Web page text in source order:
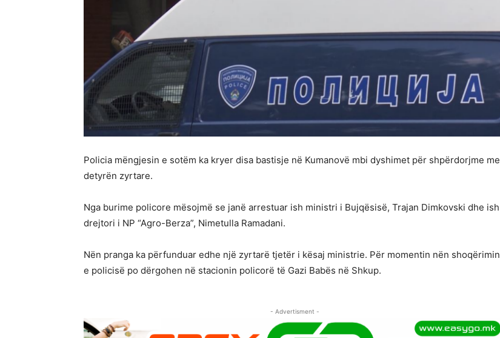
Policia mëngjesin e sotëm ka kryer disa bastisje në Kumanovë mbi dyshimet për shpërdorjme me
detyrën zyrtare.
Nga burime policore mësojmë se janë arrestuar ish ministri i Bujqësisë, Trajan Dimkovski dhe ish
drejtori i NP “Agro-Berza”, Nimetulla Ramadani.
Nën pranga ka përfunduar edhe një zyrtarë tjetër i kësaj ministrie. Për momentin nën shoqërimin
e policisë po dërgohen në stacionin policorë të Gazi Babës në Shkup.
- Advertisment -